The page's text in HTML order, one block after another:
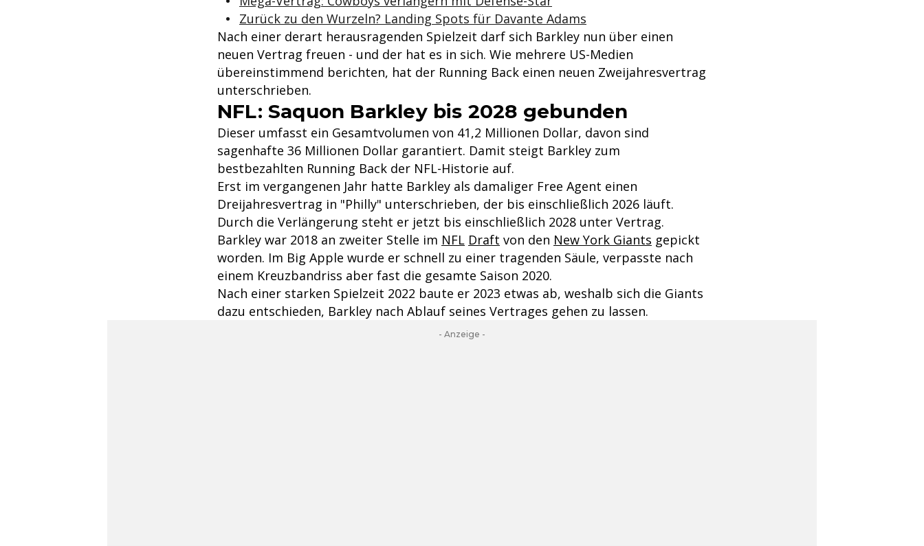
Zurück zu den Wurzeln? Landing Spots für Davante Adams
Nach einer derart herausragenden Spielzeit darf sich Barkley nun über einen
neuen Vertrag freuen - und der hat es in sich. Wie mehrere US-Medien
übereinstimmend berichten, hat der Running Back einen neuen Zweijahresvertrag
unterschrieben.
NFL: Saquon Barkley bis 2028 gebunden
Dieser umfasst ein Gesamtvolumen von 41,2 Millionen Dollar, davon sind
sagenhafte 36 Millionen Dollar garantiert. Damit steigt Barkley zum
bestbezahlten Running Back der NFL-Historie auf.
Erst im vergangenen Jahr hatte Barkley als damaliger Free Agent einen
Dreijahresvertrag in "Philly" unterschrieben, der bis einschließlich 2026 läuft.
Durch die Verlängerung steht er jetzt bis einschließlich 2028 unter Vertrag.
Barkley war 2018 an zweiter Stelle im NFL Draft von den New York Giants gepickt
worden. Im Big Apple wurde er schnell zu einer tragenden Säule, verpasste nach
einem Kreuzbandriss aber fast die gesamte Saison 2020.
Nach einer starken Spielzeit 2022 baute er 2023 etwas ab, weshalb sich die Giants
dazu entschieden, Barkley nach Ablauf seines Vertrages gehen zu lassen.
- Anzeige -